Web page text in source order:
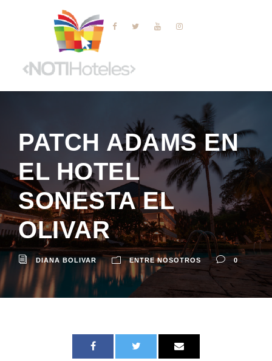
PATCH ADAMS EN
EL HOTEL
SONESTA EL
OLIVAR
DIANA BOLIVAR ENTRE NOSOTROS 0